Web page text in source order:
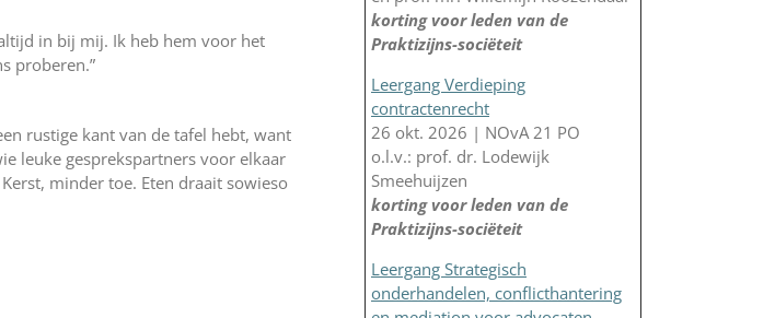
in bij mij. Ik heb hem voor het
proberen.”
rustige kant van de tafel hebt, want
leuke gesprekspartners voor elkaar
minder toe. Eten draait sowieso
korting voor leden van de
Praktizijns-sociëteit
Leergang Verdieping
contractenrecht
26 okt. 2026 | NOvA 21 PO
o.l.v.: prof. dr. Lodewijk
Smeehuijzen
korting voor leden van de
Praktizijns-sociëteit
Leergang Strategisch
onderhandelen, conflicthantering